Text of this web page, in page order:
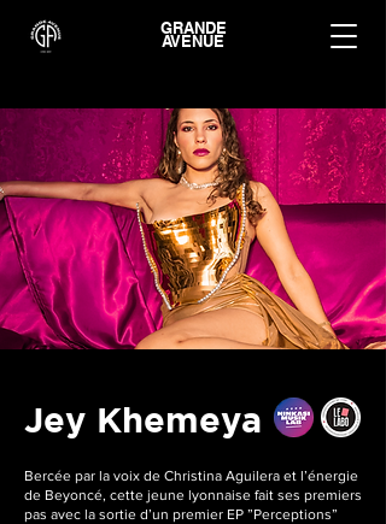
GRANDE
AVENUE
Jey Khemeya
Bercée par la voix de Christina Aguilera et l’énergie
de Beyoncé, cette jeune lyonnaise fait ses premiers
pas avec la sortie d’un premier EP ”Perceptions”